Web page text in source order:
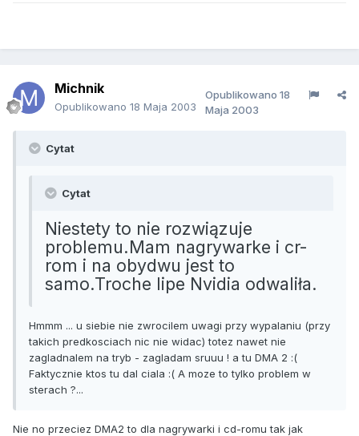
Michnik
Opublikowano 18 Maja 2003
Opublikowano 18
Maja 2003
Cytat
Cytat
Niestety to nie rozwiązuje
problemu.Mam nagrywarke i cr-
rom i na obydwu jest to
samo.Troche lipe Nvidia odwaliła.
Hmmm ... u siebie nie zwrocilem uwagi przy wypalaniu (przy
takich predkosciach nic nie widac) totez nawet nie
zagladnalem na tryb - zagladam sruuu ! a tu DMA 2 :(
Faktycznie ktos tu dal ciala :( A moze to tylko problem w
sterach ?...
Nie no przeciez DMA2 to dla nagrywarki i cd-romu tak jak